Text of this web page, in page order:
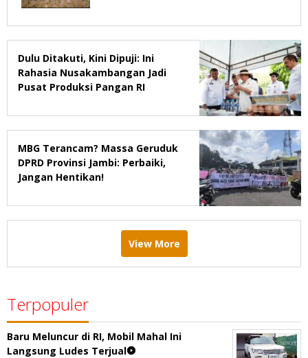
Dulu Ditakuti, Kini Dipuji: Ini
Rahasia Nusakambangan Jadi
Pusat Produksi Pangan RI
MBG Terancam? Massa Geruduk
DPRD Provinsi Jambi: Perbaiki,
Jangan Hentikan!
View More
Terpopuler
Baru Meluncur di RI, Mobil Mahal Ini
Langsung Ludes Terjual